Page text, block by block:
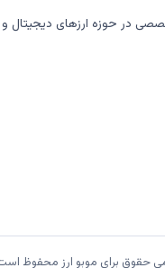
در حوزه ارزهای دیجیتال
۱۳۹۷ تمامی حقوق برای موبو ارز